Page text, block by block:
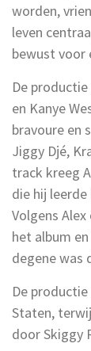
worden,
leven
bewust voor
De
en Kanye
bravoure en
Jiggy Djé,
track kreeg
die hij
Volgens
het album
degene was
De
Staten,
door Skiggy